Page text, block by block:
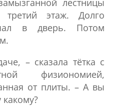
лестницы
третий этаж. Долго
в дверь. Потом
– сказала тётка с
физиономией,
от плиты. – А вы
какому?